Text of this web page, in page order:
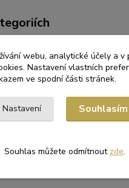
webu, analytické účely a
Nastavení vlastních
ve spodní části stránek.
Nastavení Souhlasím
Souhlas můžete odmítnout zde.